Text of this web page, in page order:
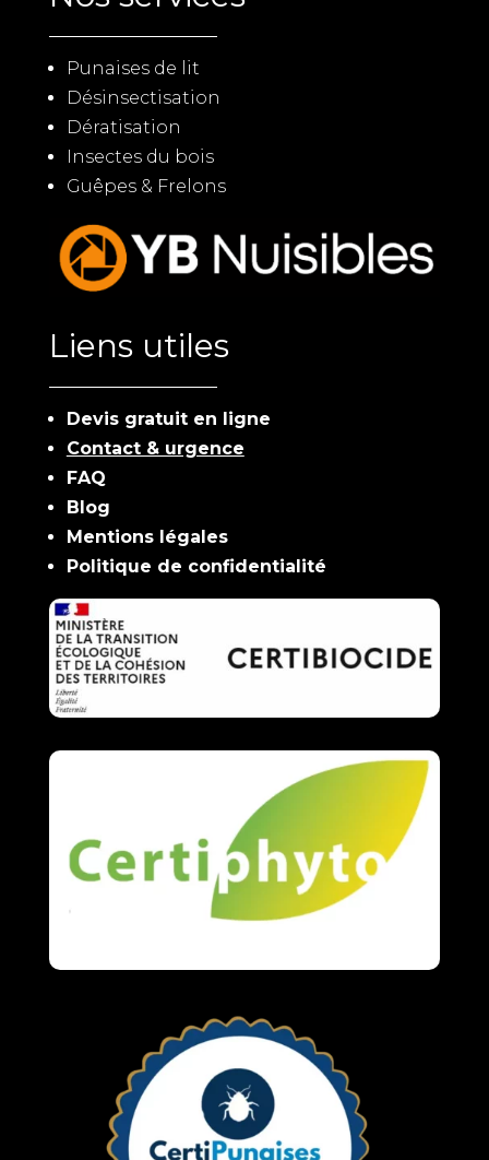
Punaises de lit
Désinsectisation
Dératisation
Insectes du bois
Guêpes & Frelons
Liens utiles
Devis gratuit en ligne
Contact & urgence
FAQ
Blog
Mentions légales
Politique de confidentialité